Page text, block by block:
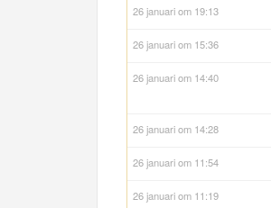
26 januari om 19:13
26 januari om 15:36
26 januari om 14:40
26 januari om 14:28
26 januari om 11:54
26 januari om 11:19